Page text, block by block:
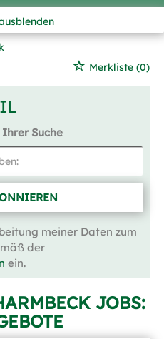
Merkliste (0)
Ihrer Suche
meiner Daten zum
der
ein.
JOBS: